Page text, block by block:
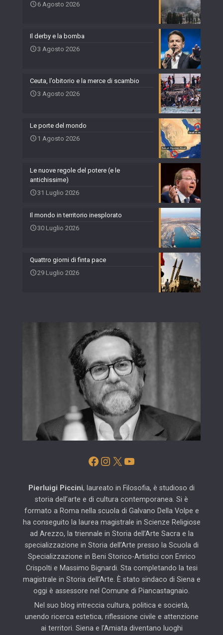
6 Agosto 2026
Il derby e la bomba
3 Agosto 2026
Ceuta, l’obitorio e la merce di scambio
3 Agosto 2026
Le porte del mondo
1 Agosto 2026
Le nuove regole del potere (e le
antichissime)
31 Luglio 2026
Il mondo in territorio inesplorato
30 Luglio 2026
Quattro giorni di finta pace
29 Luglio 2026
Facebook
Instagram
X YouTube
Pierluigi Piccini, laureato in Filosofia, è studioso di
storia dell’arte e di cultura contemporanea. Si è
formato a Roma nella scuola di Galvano Della Volpe e
ha conseguito la laurea magistrale in Scienze Religiose
ad Arezzo, la triennale in Storia dell’Arte Sacra e la
specializzazione in Storia dell’Arte presso la Scuola di
Specializzazione in Beni Storico-Artistici con Enrico
Crispolti e Massimo Bignardi. Sta completando la tesi
magistrale in Storia dell’Arte. È stato sindaco di Siena e
oggi è assessore nel Comune di Piancastagnaio.
Nel suo blog intreccia cultura, politica e società,
unendo ricerca estetica, riflessione civile e attenzione
ai territori. Siena e l’Amiata diventano luoghi